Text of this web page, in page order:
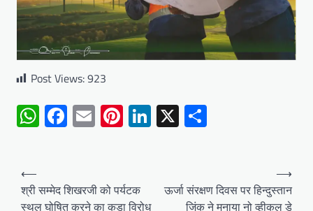
Post Views:923
WhatsApp
Facebook
EmailPinterest
LinkedIn
X
Post
navigation
⟵
श्री सम्मेद शिखरजी को पर्यटक
स्थल घोषित करने का कड़ा विरोध
ऊर्जा संरक्षण दिवस पर हिन्दुस्तान
जिंक ने मनाया नो व्हीकल डे
⟶